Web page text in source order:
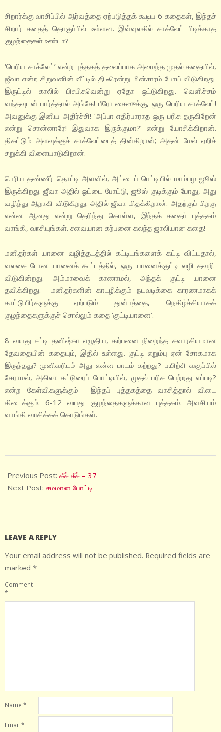
சிறார்க்கு வாசிப்பில் ஆர்வத்தை ஏற்படுத்தக் கூடிய 6 கதைகள், இந்தச்
சிறார் கதைத் தொகுப்பில் உள்ளன. இவ்வுலகில் சாக்லேட் பிடிக்காத
குழந்தைகள் உண்டா?
‘பெரிய சாக்லேட்’ என்ற புத்தகத் தலைப்பாக அமைந்த முதல் கதையில்,
ஜீவா என்ற சிறுவனின் வீட்டில் திடீரென்று மின்சாரம் போய் விடுகிறது.
இருட்டில் காலில் பிசுபிசுவென்று ஏதோ ஒட்டுகிறது. வெளிச்சம்
வந்தவுடன் பார்த்தால் அங்கே! பீரோ சைஸுக்கு, ஒரு பெரிய சாக்லேட்!
அவனுக்கு இனிய அதிர்ச்சி! ‘அப்பா எதிர்பாராத ஒரு பரிசு தருகிறேன்
என்று சொன்னாரே! இதுவாக இருக்குமா?’ என்று யோசிக்கிறான்.
திகட்டும் அளவுக்குச் சாக்லேட்டைத் தின்கிறான்; அதன் மேல் ஏறிச்
சறுக்கி விளையாடுகிறான்.
பெரிய தண்ணீர் தொட்டி அளவில், அட்டைப் பெட்டியில் மாம்பழ ஜூஸ்
இருக்கிறது. ஜீவா அதில் ஓட்டை போட்டு, ஜூஸ் குடிக்கும் போது, அது
வழிந்து ஆறாகி விடுகிறது. அதில் ஜீவா மிதக்கிறான். அதற்குப் பிறகு
என்ன ஆனது என்று தெரிந்து கொள்ள, இந்தக் கதைப் புத்தகம்
வாங்கி, வாசியுங்கள். சுவையான கற்பனை கலந்த ஜாலியான கதை!
மனிதர்கள் யானை வழித்தடத்தில் கட்டிடங்களைக் கட்டி விட்டதால்,
வலசை போன யானைக் கூட்டத்தில், ஒரு யானைக்குட்டி வழி தவறி
விடுகின்றது. அம்மாவைக் காணாமல், அந்தக் குட்டி யானை
தவிக்கிறது. மனிதர்களின் காடழிக்கும் நடவடிக்கை காரணமாகக்
காட்டுயிர்களுக்கு ஏற்படும் துன்பத்தை, நெகிழ்ச்சியாகக்
குழந்தைகளுக்குச் சொல்லும் கதை ‘குட்டியானை’.
8 வயது சுட்டி தனிஷ்கா எழுதிய, கற்பனை நிறைந்த சுவாரசியமான
தேவதையின் கதையும், இதில் உள்ளது. குட்டி எறும்பு ஏன் சோகமாக
இருந்தது? முனிவரிடம் அது என்ன பாடம் கற்றது? பயிற்சி வகுப்பில்
சேராமல், அகிலா கட்டுரைப் போட்டியில், முதல் பரிசு பெற்றது எப்படி?
என்ற கேள்விகளுக்கும் இந்தப் புத்தகத்தை வாசித்தால் விடை
கிடைக்கும். 6-12 வயது குழந்தைகளுக்கான புத்தகம். அவசியம்
வாங்கி வாசிக்கக் கொடுங்கள்.
07-
15
Previous Post: கீச் கீச் – 37
Next Post: சமமான போட்டி
LEAVE A REPLY
Your email address will not be published. Required fields are
marked *
Comment
*
Name *
Email *